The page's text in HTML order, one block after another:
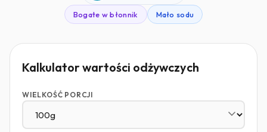
Bogate w błonnik Mało sodu
Kalkulator wartości odżywczych
WIELKOŚĆ PORCJI